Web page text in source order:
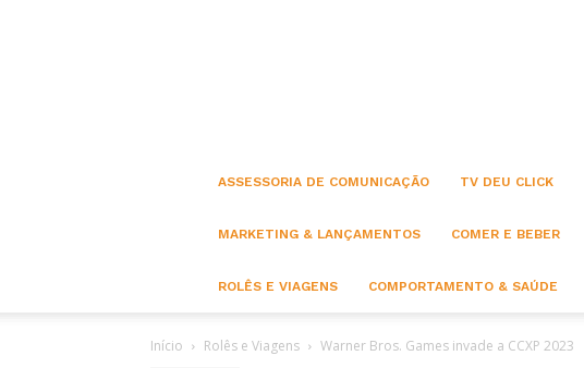
ASSESSORIA DE COMUNICAÇÃO TV DEU CLICK
MARKETING & LANÇAMENTOS COMER E BEBER
ROLÊS E VIAGENS COMPORTAMENTO & SAÚDE
Início Rolês e Viagens Warner Bros. Games invade a CCXP 2023